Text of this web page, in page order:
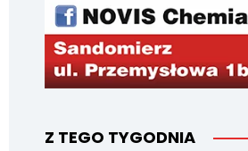
Z TEGO TYGODNIA